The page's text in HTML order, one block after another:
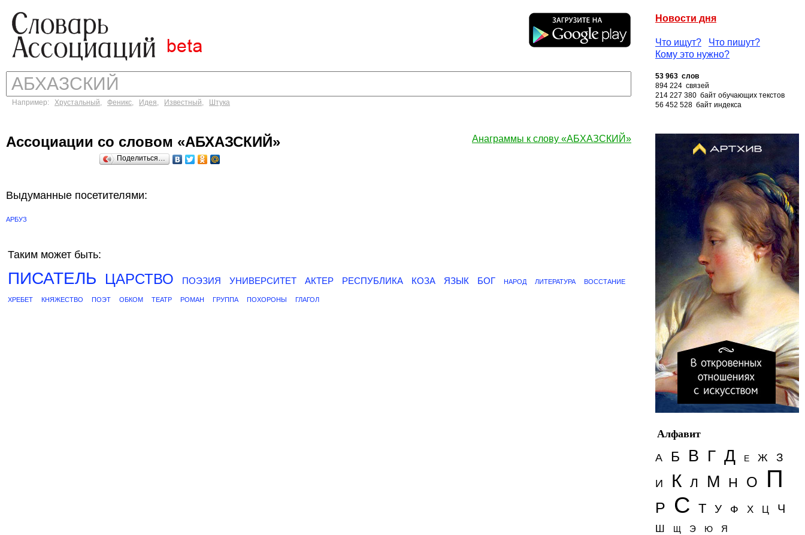
Новости дня
Что ищут?
Что пишут?
Кому это нужно?
Например: Хрустальный, Феникс, Идея, Известный, Штука
53 963 слов
894 224 связей
214 227 380 байт обучающих текстов
56 452 528 байт индекса
Анаграммы к слову «АБХАЗСКИЙ»
Ассоциации со словом «АБХАЗСКИЙ»
Поделиться…
Выдуманные посетителями:
АРБУЗ
Таким может быть:
ПИСАТЕЛЬ ЦАРСТВО ПОЭЗИЯ УНИВЕРСИТЕТ АКТЕР РЕСПУБЛИКА КОЗА ЯЗЫК БОГ НАРОД ЛИТЕРАТУРА ВОССТАНИЕ
ХРЕБЕТ КНЯЖЕСТВО ПОЭТ ОБКОМ ТЕАТР РОМАН ГРУППА ПОХОРОНЫ ГЛАГОЛ
Алфавит
А
Б В Г Д Е Ж З
И К Л М Н О П
Р С Т У Ф Х Ц Ч
Ш Щ Э Ю Я